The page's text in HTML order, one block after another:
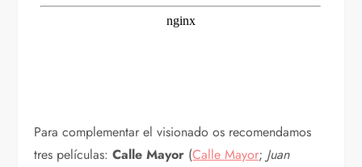
Para complementar el visionado os recomendamos
tres películas:Calle Mayor (Calle Mayor; Juan